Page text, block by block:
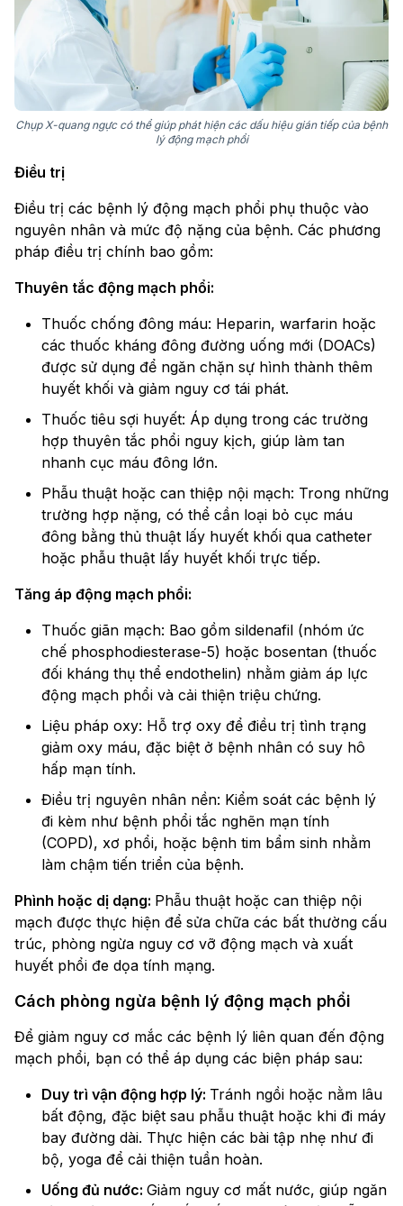
Chụp X-quang ngực có thể giúp phát hiện các dấu hiệu gián tiếp của bệnh
lý động mạch phổi
Điều trị
Điều trị các bệnh lý động mạch phổi phụ thuộc vào
nguyên nhân và mức độ nặng của bệnh. Các phương
pháp điều trị chính bao gồm:
Thuyên tắc động mạch phổi:
Thuốc chống đông máu: Heparin, warfarin hoặc
các thuốc kháng đông đường uống mới (DOACs)
được sử dụng để ngăn chặn sự hình thành thêm
huyết khối và giảm nguy cơ tái phát.
Thuốc tiêu sợi huyết: Áp dụng trong các trường
hợp thuyên tắc phổi nguy kịch, giúp làm tan
nhanh cục máu đông lớn.
Phẫu thuật hoặc can thiệp nội mạch: Trong những
trường hợp nặng, có thể cần loại bỏ cục máu
đông bằng thủ thuật lấy huyết khối qua catheter
hoặc phẫu thuật lấy huyết khối trực tiếp.
Tăng áp động mạch phổi:
Thuốc giãn mạch: Bao gồm sildenafil (nhóm ức
chế phosphodiesterase-5) hoặc bosentan (thuốc
đối kháng thụ thể endothelin) nhằm giảm áp lực
động mạch phổi và cải thiện triệu chứng.
Liệu pháp oxy: Hỗ trợ oxy để điều trị tình trạng
giảm oxy máu, đặc biệt ở bệnh nhân có suy hô
hấp mạn tính.
Điều trị nguyên nhân nền: Kiểm soát các bệnh lý
đi kèm như bệnh phổi tắc nghẽn mạn tính
(COPD), xơ phổi, hoặc bệnh tim bẩm sinh nhằm
làm chậm tiến triển của bệnh.
Phình hoặc dị dạng: Phẫu thuật hoặc can thiệp nội
mạch được thực hiện để sửa chữa các bất thường cấu
trúc, phòng ngừa nguy cơ vỡ động mạch và xuất
huyết phổi đe dọa tính mạng.
Cách phòng ngừa bệnh lý động mạch phổi
Để giảm nguy cơ mắc các bệnh lý liên quan đến động
mạch phổi, bạn có thể áp dụng các biện pháp sau:
Duy trì vận động hợp lý: Tránh ngồi hoặc nằm lâu
bất động, đặc biệt sau phẫu thuật hoặc khi đi máy
bay đường dài. Thực hiện các bài tập nhẹ như đi
bộ, yoga để cải thiện tuần hoàn.
Uống đủ nước: Giảm nguy cơ mất nước, giúp ngăn